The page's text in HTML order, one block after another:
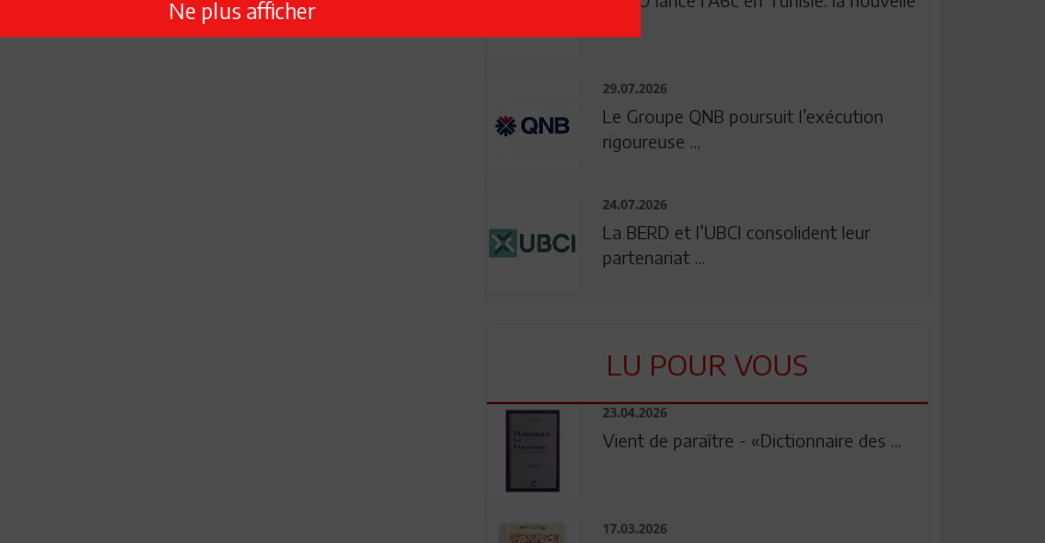
29.07.2026
Le Groupe QNB poursuit l’exécution
rigoureuse ...
24.07.2026
La BERD et l’UBCI consolident leur
partenariat ...
LU POUR VOUS
23.04.2026
Vient de paraître - «Dictionnaire des ...
17.03.2026
Ne plus afficher